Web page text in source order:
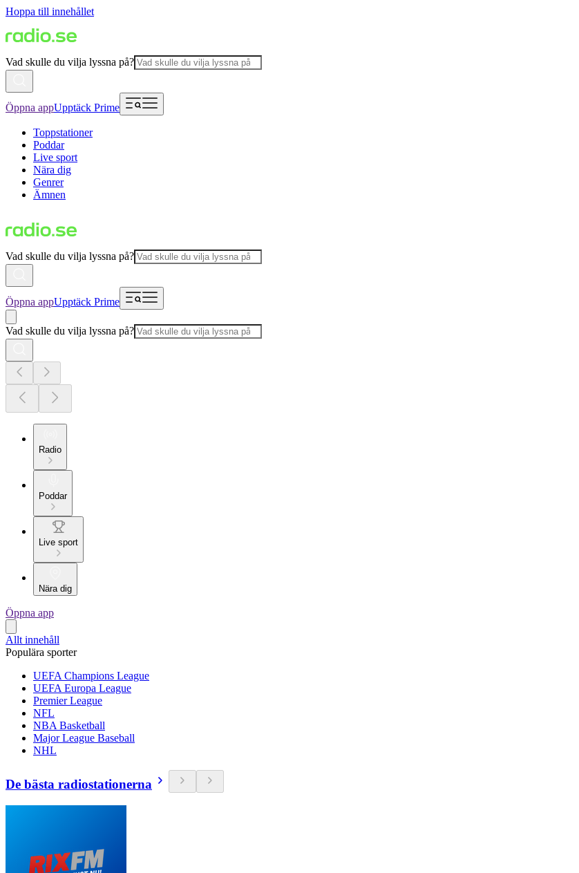
Hoppa till innehållet
Vad skulle du vilja lyssna på?
Öppna appUpptäck Prime
Toppstationer
Poddar
Live sport
Nära dig
Genrer
Ämnen
Vad skulle du vilja lyssna på?
Öppna appUpptäck Prime
Vad skulle du vilja lyssna på?
Radio
Poddar
Live sport
Nära dig
Öppna app
Allt innehåll
Populära sporter
UEFA Champions League
UEFA Europa League
Premier League
NFL
NBA Basketball
Major League Baseball
NHL
De bästa radiostationerna